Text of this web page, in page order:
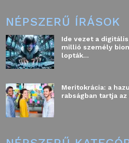
NÉPSZERŰ ÍRÁSOK
Ide vezet a
millió személy
lopták...
Meritokrácia: a
rabságban tartja